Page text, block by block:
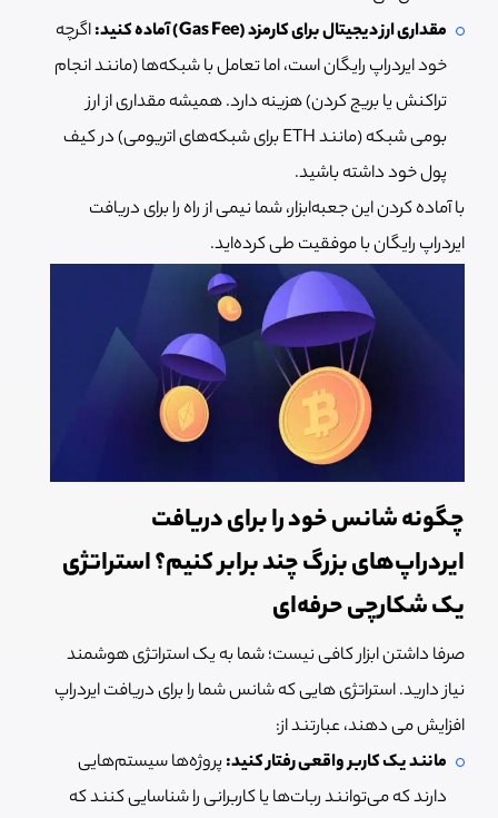
مقداری ارز دیجیتال برای کارمزد (Gas Fee) آماده کنید:
اگرچه
خود ایردراپ رایگان است، اما تعامل با شبکه‌ها (مانند انجام
تراکنش یا بریج کردن) هزینه دارد. همیشه مقداری از ارز
بومی شبکه (مانند ETH برای شبکه‌های اتریومی) در کیف
پول خود داشته باشید.
با آماده کردن این جعبه‌ابزار، شما نیمی از راه را برای دریافت
ایردراپ رایگان با موفقیت طی کرده‌اید.
چگونه شانس خود را برای دریافت
ایردراپ‌های بزرگ چند برابر کنیم؟ استراتژی
یک شکارچی حرفه‌ای
صرفا داشتن ابزار کافی نیست؛ شما به یک استراتژی هوشمند
نیاز دارید. استراتژی هایی که شانس شما را برای دریافت ایردراپ
افزایش می دهند، عبارتند از:
مانند یک کاربر واقعی رفتار کنید:پروژه‌ها سیستم‌هایی
دارند که می‌توانند ربات‌ها یا کاربرانی را شناسایی کنند که